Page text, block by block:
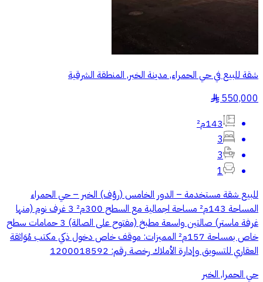
شقة للبيع في حي الحمراء, مدينة الخبر, المنطقة الشرقية
550,000
§
143م²
3
3
1
للبيع شقة مستخدمة – الدور الخامس (رؤف) الخبر – حي الحمراء
المساحة 143م² مساحة اجمالية مع السطح 300م² 3 غرف نوم (منها
غرفة ماستر) صالتين واسعة مطبخ (مفتوح على الصالة) 3 حمامات سطح
خاص بمساحة 157م² المميزات: موقف خاص دخول ذكي مكتب مُوَاثقة
العقاري للتسويق وإدارة الأملاك رخصة رقم: 1200018592
حي الحمرا, الخبر